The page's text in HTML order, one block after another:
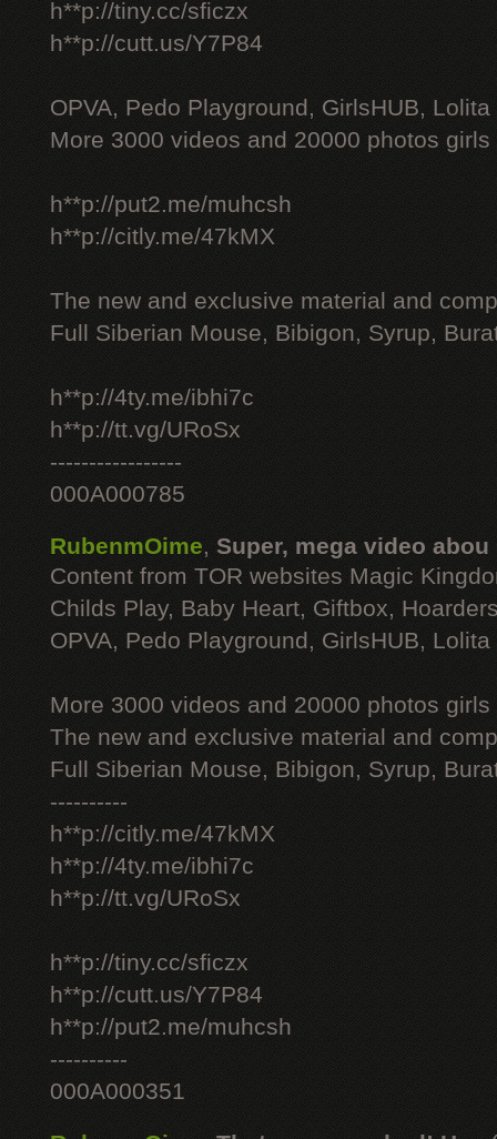
h**p://tiny.cc/sficzx
h**p://cutt.us/Y7P84
OPVA, Pedo Playground, GirlsHUB, Lolita
More 3000 videos and 20000 photos
h**p://put2.me/muhcsh
h**p://citly.me/47kMX
The new and exclusive material and
Full Siberian Mouse, Bibigon, Syrup,
h**p://4ty.me/ibhi7c
h**p://tt.vg/URoSx
-----------------
000A000785
RubenmOime, Super, mega video abou
Content from TOR websites Magic
Childs Play, Baby Heart, Giftbox,
OPVA, Pedo Playground, GirlsHUB, Lolita
More 3000 videos and 20000 photos
The new and exclusive material and
Full Siberian Mouse, Bibigon, Syrup,
----------
h**p://citly.me/47kMX
h**p://4ty.me/ibhi7c
h**p://tt.vg/URoSx
h**p://tiny.cc/sficzx
h**p://cutt.us/Y7P84
h**p://put2.me/muhcsh
----------
000A000351